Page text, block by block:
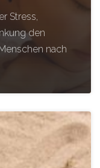
Stress,
den
nach